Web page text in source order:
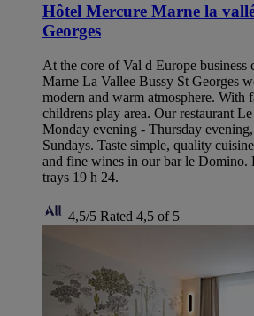
Hôtel Mercure Marne la
Georges
At the core of Val d Europe business
Marne La Vallee Bussy St Georges
modern and warm atmosphere. With
childrens play area. Our restaurant
Monday evening - Thursday
Sundays. Taste simple, quality
and fine wines in our bar le Domino.
trays 19 h 24.
4,5/5 Rated 4,5 of 5